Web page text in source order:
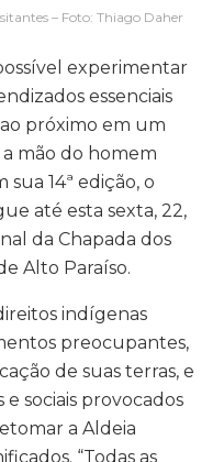
– Foto: Thiago Daher
experimentar
essenciais
próximo em um
mão do homem
14ª edição, o
até esta sexta, 22,
da Chapada dos
Alto Paraíso.
indígenas
preocupantes,
de suas terras, e
sociais provocados
a Aldeia
“Todas as